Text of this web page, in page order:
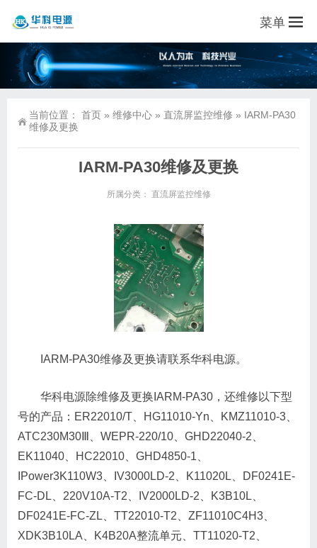
菜单
当前位置： 首页 » 维修中心 » 直流屏监控维修 » IARM-PA30
维修及更换
IARM-PA30维修及更换
所属分类： 直流屏监控维修
IARM-PA30维修及更换请联系华科电源。
华科电源除维修及更换IARM-PA30，还维修以下型
号的产品：ER22010/T、HG11010-Yn、KMZ11010-3、
ATC230M30Ⅲ、WEPR-220/10、GHD22040-2、
EK11040、HC22010、GHD4850-1、
IPower3K110W3、IV3000LD-2、K11020L、DF0241E-
FC-DL、220V10A-T2、IV2000LD-2、K3B10L、
DF0241E-FC-ZL、TT22010-T2、ZF11010C4H3、
XDK3B10LA、K4B20A整流单元、TT11020-T2、